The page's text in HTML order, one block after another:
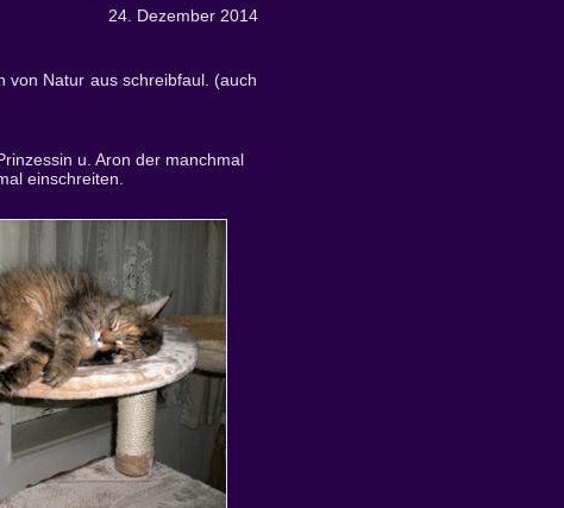
24. Dezember 2014
von Natur aus schreibfaul. (auch
u. Aron der manchmal
einschreiten.